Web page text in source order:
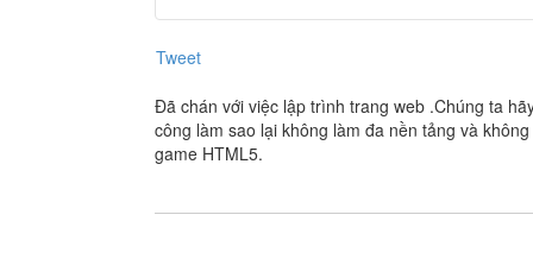
Tweet
Đã chán với việc lập trình trang web .Chúng ta
công làm sao lại không làm đa nền tảng và
game HTML5.